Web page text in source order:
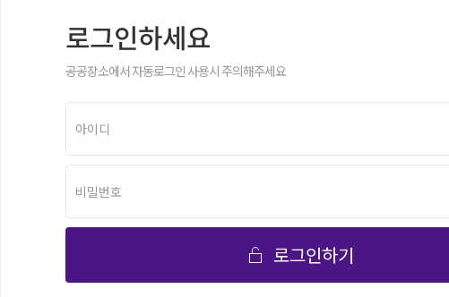
로그인하세요
공공장소에서 자동로그인 사용시 주의해주세요
로그인하기